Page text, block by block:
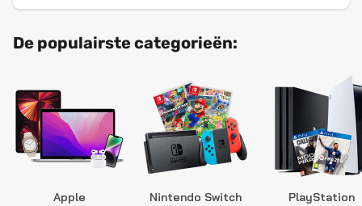
De populairste categorieën:
Apple Nintendo Switch PlayStation